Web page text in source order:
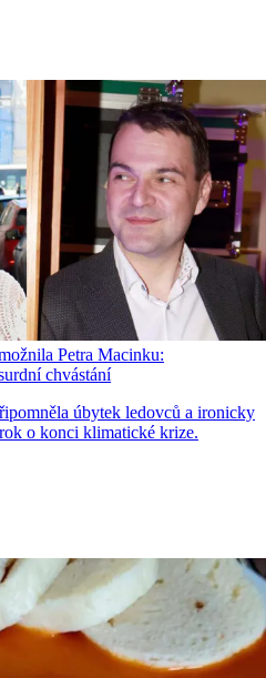
Petra Macinku:
chvástání
úbytek ledovců a ironicky
o konci klimatické krize.